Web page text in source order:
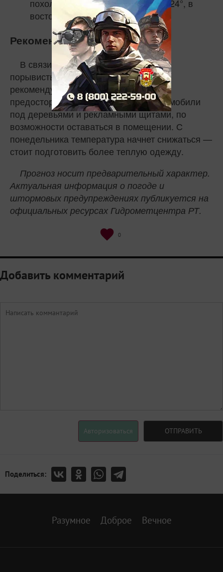
похолодание. Днем всего +19…+24°, в
восточных районах — до +27°.
Рекомендации
В связи с ожидаемыми грозами и
порывистым ветром в воскресенье
рекомендуется соблюдать меры
предосторожности: не парковать автомобили
под деревьями и рекламными щитами, по
возможности оставаться в помещении. С
понедельника температура начнет снижаться —
стоит подготовить более теплую одежду.
Прогноз носит предварительный характер.
Актуальная информация о погоде и
штормовых предупреждениях публикуется на
официальных ресурсах Гидрометцентра РТ.
0
Добавить комментарий
Авторизоваться ОТПРАВИТЬ
Поделиться:
Разумное Доброе Вечное